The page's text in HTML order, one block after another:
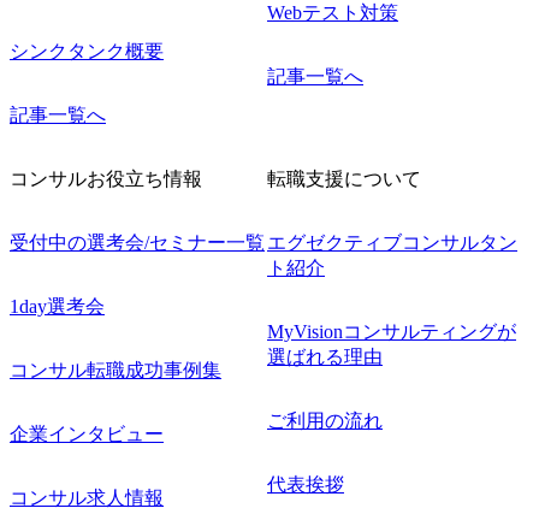
シンクタンク概要
記事一覧へ
Webテスト対策
記事一覧へ
コンサルお役立ち情報
受付中の選考会/セミナー一覧
1day選考会
コンサル転職成功事例集
企業インタビュー
コンサル求人情報
転職支援について
エグゼクティブコンサルタン
ト紹介
MyVisionコンサルティングが
選ばれる理由
ご利用の流れ
代表挨拶